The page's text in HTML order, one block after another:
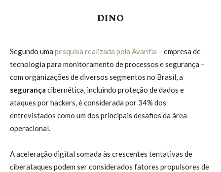
DINO
Segundo uma pesquisa realizada pela Avantia – empresa de
tecnologia para monitoramento de processos e segurança –
com organizações de diversos segmentos no Brasil, a
segurança cibernética, incluindo proteção de dados e
ataques por hackers, é considerada por 34% dos
entrevistados como um dos principais desafios da área
operacional.
A aceleração digital somada às crescentes tentativas de
ciberataques podem ser considerados fatores propulsores de